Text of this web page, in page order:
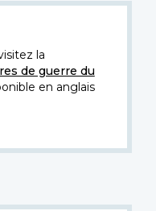
la
de guerre du
en anglais